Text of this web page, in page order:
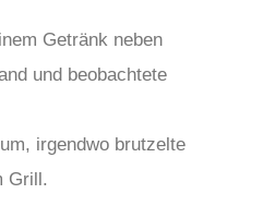
Getränk neben
und beobachtete
irgendwo brutzelte
Grill.